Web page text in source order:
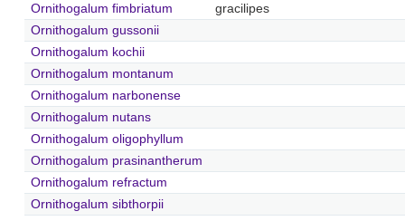
Ornithogalum fimbriatum
gracilipes
Ornithogalum gussonii
Ornithogalum kochii
Ornithogalum montanum
Ornithogalum narbonense
Ornithogalum nutans
Ornithogalum oligophyllum
Ornithogalum prasinantherum
Ornithogalum refractum
Ornithogalum sibthorpii